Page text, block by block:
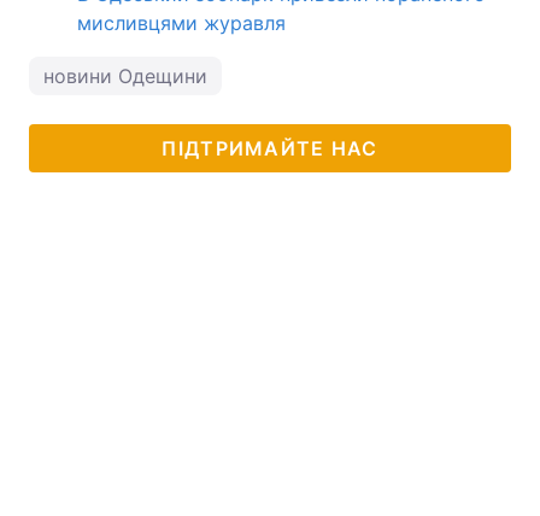
мисливцями журавля
новини Одещини
ПІДТРИМАЙТЕ НАС